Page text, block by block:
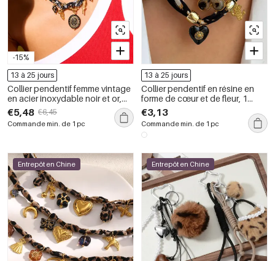
-15%
13 à 25 jours
Collier pendentif femme vintage
en acier inoxydable noir et or,
orné d&#39;une rose, étanche
(1 pièce)
€5,48 €6,45
Commande min. de 1 pc
13 à 25 jours
Collier pendentif en résine en
forme de cœur et de fleur, 1
pièce
€3,13
Commande min. de 1 pc
Entrepôt en Chine Entrepôt en Chine